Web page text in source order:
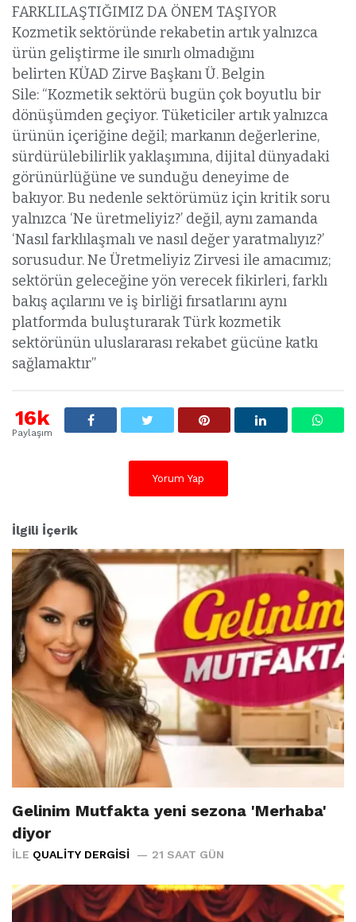
FARKLILAŞTIĞIMIZ DA ÖNEM TAŞIYOR
Kozmetik sektöründe rekabetin artık yalnızca
ürün geliştirme ile sınırlı olmadığını
belirten KÜAD Zirve Başkanı Ü. Belgin
Sile: “Kozmetik sektörü bugün çok boyutlu bir
dönüşümden geçiyor. Tüketiciler artık yalnızca
ürünün içeriğine değil; markanın değerlerine,
sürdürülebilirlik yaklaşımına, dijital dünyadaki
görünürlüğüne ve sunduğu deneyime de
bakıyor. Bu nedenle sektörümüz için kritik soru
yalnızca ‘Ne üretmeliyiz?’ değil, aynı zamanda
‘Nasıl farklılaşmalı ve nasıl değer yaratmalıyız?’
sorusudur. Ne Üretmeliyiz Zirvesi ile amacımız;
sektörün geleceğine yön verecek fikirleri, farklı
bakış açılarını ve iş birliği fırsatlarını aynı
platformda buluşturarak Türk kozmetik
sektörünün uluslararası rekabet gücüne katkı
sağlamaktır”
16k
Paylaşım
Yorum Yap
İlgili İçerik
Gelinim Mutfakta yeni sezona 'Merhaba'
diyor
İLE QUALITY DERGISI 21 SAAT GÜN